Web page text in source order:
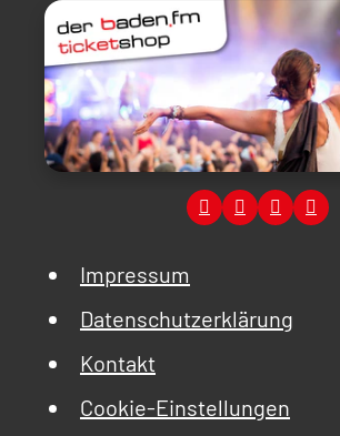
Impressum
Datenschutzerklärung
Kontakt
Cookie-Einstellungen